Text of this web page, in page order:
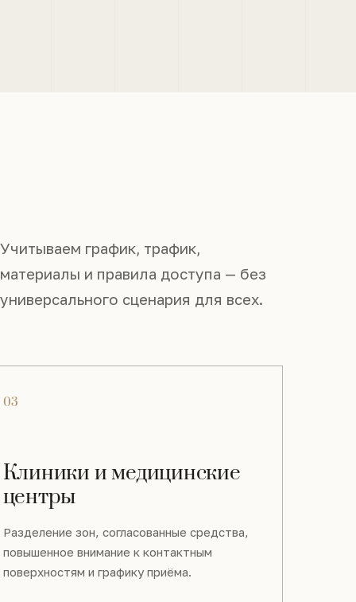
Учитываем график, трафик,
материалы и правила доступа — без
универсального сценария для всех.
03
Клиники и медицинские
центры
Разделение зон, согласованные средства,
повышенное внимание к контактным
поверхностям и графику приёма.